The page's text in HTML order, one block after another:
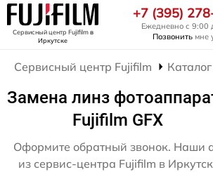
Сервисный центр Fujifilmв
Иркутске
+7 (395)
Ежедневно с 9:00
Позвонить мне
Сервисный центр Fujifilm
Замена линз
Fujifilm GFX
Оформите обратный звонок. Наши
из сервис-центра Fujifilm в